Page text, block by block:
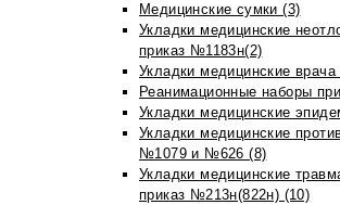
Медицинские сумки (3)
Укладки медицинские
приказ №1183н(2)
Укладки медицинские
Реанимационные наборы
Укладки медицинские
Укладки медицинские
№1079 и №626 (8)
Укладки медицинские
приказ №213н(822н) (10)